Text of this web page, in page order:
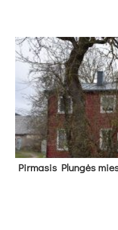
Pir­ma­sis Plun­gės